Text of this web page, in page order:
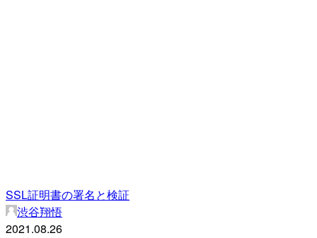
SSL証明書の署名と検証
渋谷翔悟
2021.08.26